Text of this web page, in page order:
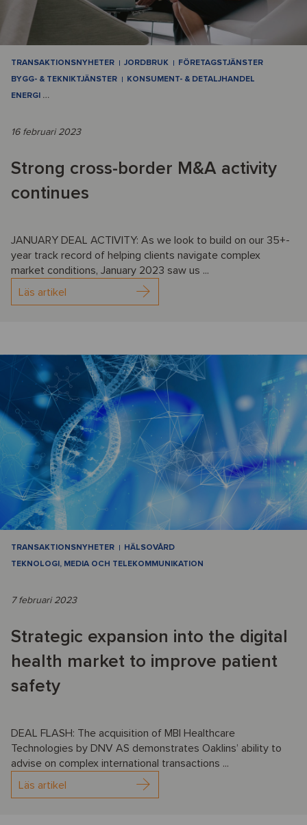
TRANSAKTIONSNYHETER JORDBRUK
FÖRETAGSTJÄNSTER
BYGG- & TEKNIKTJÄNSTER
KONSUMENT- & DETALJHANDEL
ENERGI …
16 februari 2023
Strong cross-border M&A activity
continues
JANUARY DEAL ACTIVITY: As we look to build on our 35+-
year track record of helping clients navigate complex
market conditions, January 2023 saw us ...
Läs artikel
TRANSAKTIONSNYHETER
HÄLSOVÅRD
TEKNOLOGI, MEDIA OCH TELEKOMMUNIKATION
7 februari 2023
Strategic expansion into the digital
health market to improve patient
safety
DEAL FLASH: The acquisition of MBI Healthcare
Technologies by DNV AS demonstrates Oaklins’ ability to
advise on complex international transactions ...
Läs artikel